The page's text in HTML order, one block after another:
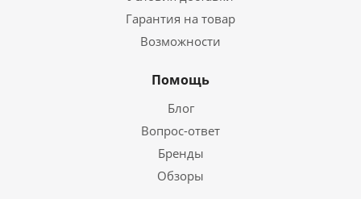
Гарантия на товар
Возможности
Помощь
Блог
Вопрос-ответ
Бренды
Обзоры